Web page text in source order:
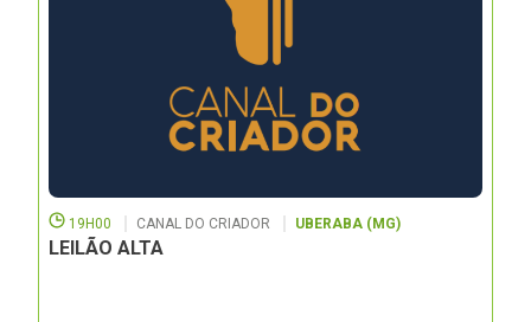
19H00 CANAL DO CRIADOR UBERABA (MG)
LEILÃO ALTA